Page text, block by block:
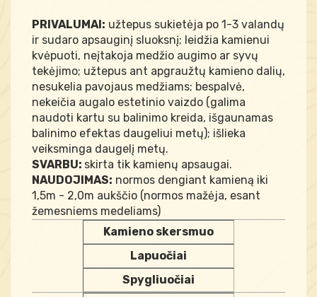
PRIVALUMAI: užtepus sukietėja po 1-3 valandų
ir sudaro apsauginį sluoksnį; leidžia kamienui
kvėpuoti, neįtakoja medžio augimo ar syvų
tekėjimo; užtepus ant apgraužtų kamieno dalių,
nesukelia pavojaus medžiams; bespalvė,
nekeičia augalo estetinio vaizdo (galima
naudoti kartu su balinimo kreida, išgaunamas
balinimo efektas daugeliui metų); išlieka
veiksminga daugelį metų.
SVARBU: skirta tik kamienų apsaugai.
NAUDOJIMAS: normos dengiant kamieną iki
1,5m - 2,0m aukščio (normos mažėja, esant
žemesniems medeliams)
Kamieno skersmuo
Lapuočiai
Spygliuočiai